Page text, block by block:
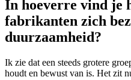
In hoeverre vind je
fabrikanten zich
duurzaamheid?
Ik zie dat een steeds grotere
houdt en bewust van is. Het zit